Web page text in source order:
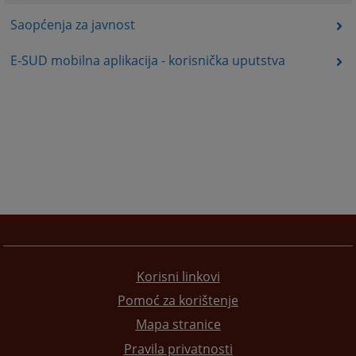
Saopćenja za javnost
E-SUD mobilna aplikacija - korisnička uputstva
Korisni linkovi
Pomoć za korištenje
Mapa stranice
Pravila privatnosti